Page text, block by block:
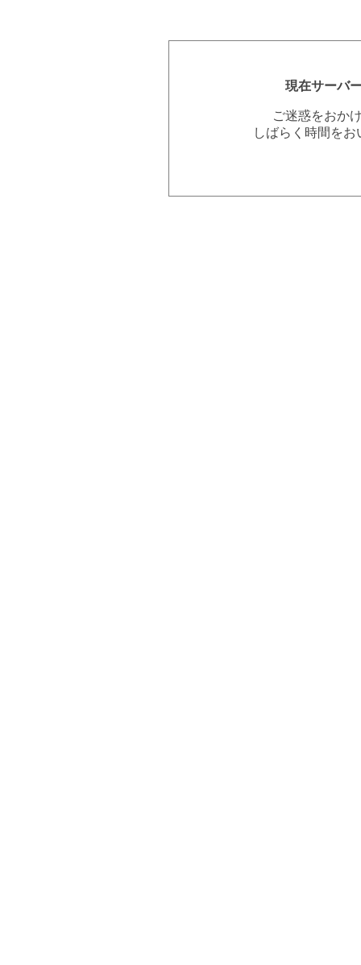
現在サーバ
ご迷惑をおか
しばらく時間を